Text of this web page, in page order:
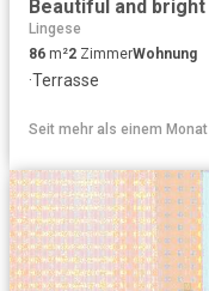
Lingese
86 m²2 ZimmerWohnung
·Terrasse
Seit mehr als einem Monat